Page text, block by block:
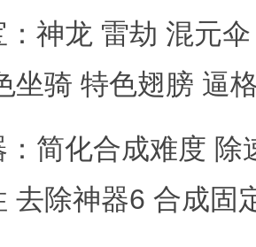
神龙 雷劫 混元
坐骑 特色翅膀 逼
：简化合成难度
去除神器6 合成固